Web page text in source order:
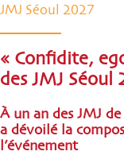
JMJ Séoul 2027
« Confidite,
des JMJ Séoul
À un an des JMJ
a dévoilé la
l’événement